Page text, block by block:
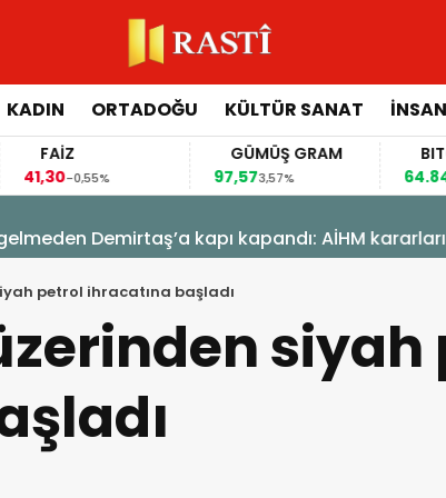
KADIN ORTADOĞU KÜLTÜR SANAT
-0,55%
GÜMÜŞ GRAM
97,57
3,57%
BITCOIN
64.844,00
kapı kapandı: AİHM kararlarının
petrol ihracatına başladı
siyah